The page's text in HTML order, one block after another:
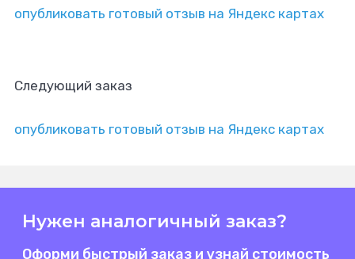
опубликовать готовый отзыв на Яндекс картах
Следующий заказ
опубликовать готовый отзыв на Яндекс картах
Нужен аналогичный заказ?
Оформи быстрый заказ и узнай стоимость